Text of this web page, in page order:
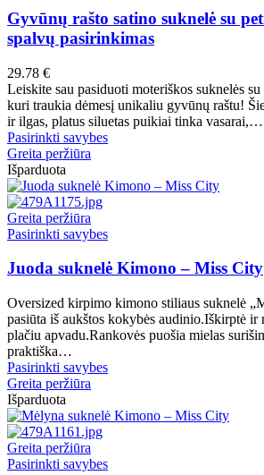
be
chosen
on
page
has
multiple
variants.
may
be
chosen
on
page
Gyvūnų rašto satino suknelė su
spalvų pasirinkimas
29.78 €
Leiskite sau pasiduoti moteriškos suknelės su
kuri traukia dėmesį unikaliu gyvūnų raštu!
ir ilgas, platus siluetas puikiai tinka vasarai,…
Pasirinkti savybesThis
multiple
options
be
on
the
product
Greita peržiūra
Išparduota
Greita peržiūra
Pasirinkti savybesThis
has
variants.
The
options
be
chosen
the
product
Juoda suknelė Kimono – Miss City
Oversized kirpimo kimono stiliaus suknelė
pasiūta iš aukštos kokybės audinio.Iškirptė ir
plačiu apvadu.Rankovės puošia mielas
praktiška…
Pasirinkti savybesThis
multiple
options
Greita peržiūra
Išparduota
Greita peržiūra
Pasirinkti savybesThis